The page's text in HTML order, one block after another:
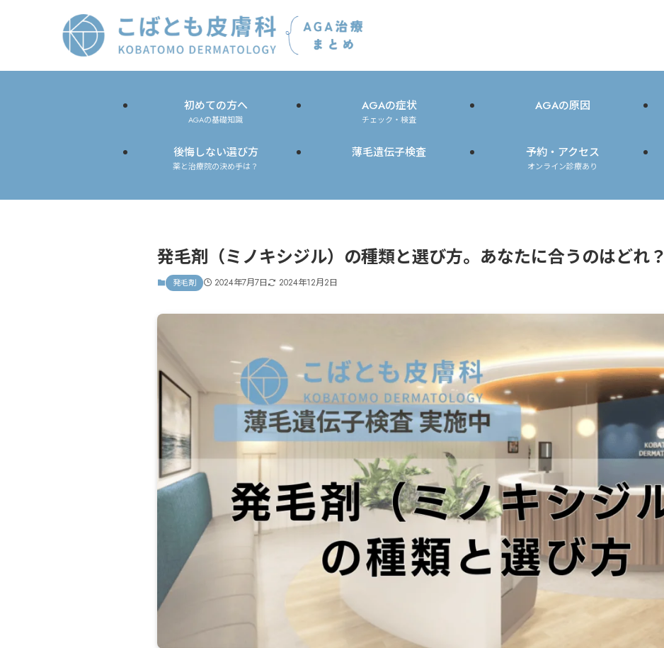
初めての方へ
AGAの基礎知識
AGAの症状
チェック・検査
AGAの原因
後悔しない選び方
薬と治療院の決め手は？
薄毛遺伝子検査 予約・アクセス
オンライン診療あり
発毛剤（ミノキシジル）の種類と選び方。あなたに合うのはどれ？
発毛剤 2024年7月7日 2024年12月2日